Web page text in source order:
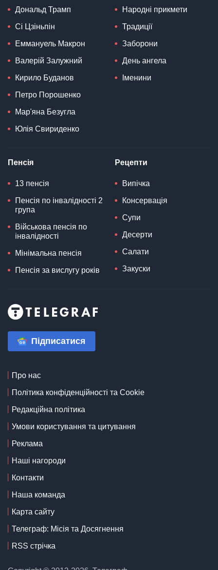
Дональд Трамп
Сі Цзіньпін
Еммануель Макрон
Валерій Залужний
Кирило Буданов
Петро Порошенко
Мар'яна Безугла
Юлія Свириденко
Народні прикмети
Традиції
Заборони
День ангела
Іменини
Пенсія
13 пенсія
Пенсія по інвалідності 2
група
Військова пенсія по
інвалідності
Мінімальна пенсія
Пенсія за вислугу років
Рецепти
Випічка
Консервація
Супи
Десерти
Салати
Закуски
Підписатися
Про нас
Політика конфіденційності та Cookie
Редакційна політика
Умови користування та цитування
Реклама
Наші нагороди
Контакти
Наша команда
Карта сайту
Телеграф: Місія та Досягнення
RSS стрічка